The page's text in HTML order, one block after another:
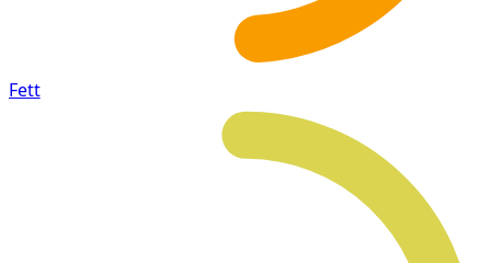
Fett